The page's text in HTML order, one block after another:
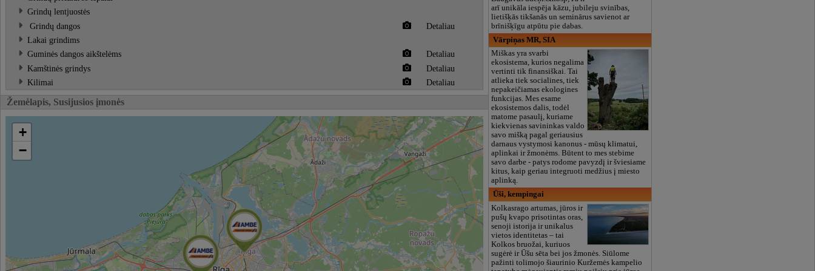
Grindų lentjuostės
Grindų dangos
Detaliau
Lakai grindims
Guminės dangos aikštelėms
Detaliau
Kamštinės grindys
Detaliau
Kilimai
Detaliau
Žemėlapis, Susijusios įmonės
+
−
arī unikāla iespēja kāzu, jubileju svinības,
lietišķās tikšanās un seminārus savienot ar
brīnišķīgu atpūtu pie dabas.
Vārpiņas MR, SIA
Miškas yra svarbi
ekosistema, kurios negalima
vertinti tik finansiškai. Tai
atlieka tiek socialines, tiek
nepakeičiamas ekologines
funkcijas. Mes esame
ekosistemos dalis, todėl
matome pasaulį, kuriame
kiekvienas savininkas valdo
savo mišką pagal geriausius
darnaus vystymosi kanonus - mūsų klimatui,
aplinkai ir žmonėms. Būtent to mes stebime
savo darbe - patys rodome pavyzdį ir šviesiame
kitus, kaip geriau integruoti medžius į miesto
aplinką.
Ūši, kempingai
Kolkasrago artumas, jūros ir
pušų kvapo prisotintas oras,
senoji istorija ir unikalus
vietos identitetas – tai
Kolkos bruožai, kuriuos
sugėrė ir Ūšu sēta bei jos žmonės. Siūlome
pažinti tolimojo šiaurinio Kuržemės kampelio